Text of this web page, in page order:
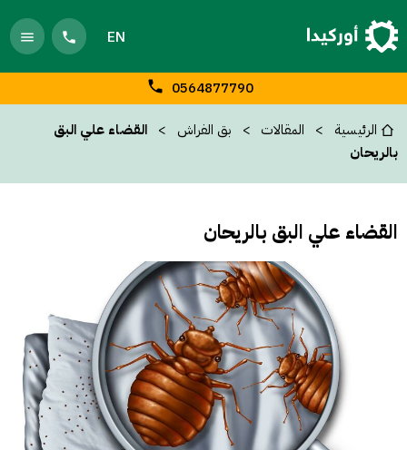
EN
0564877790
الرئيسية المقالات بق الفراش
القضاء علي البق
بالريحان
القضاء علي البق بالريحان